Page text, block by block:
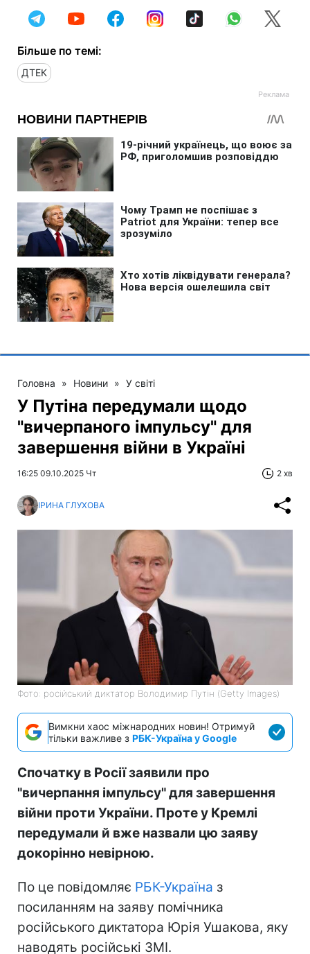
Більше по темі:
ДТЕК
Головна » Новини » У світі
У Путіна передумали щодо
"вичерпаного імпульсу" для
завершення війни в Україні
16:25 09.10.2025 Чт 2 хв
ІРИНА ГЛУХОВА
Фото: російський диктатор Володимир Путін (Getty Images)
Вимкни хаос міжнародних новин! Отримуй
тільки важливе з РБК-Україна у Google
Спочатку в Росії заявили про
"вичерпання імпульсу" для завершення
війни проти України. Проте у Кремлі
передумали й вже назвали цю заяву
докорінно невірною.
По це повідомляє РБК-Україна з
посиланням на заяву помічника
російського диктатора Юрія Ушакова, яку
наводять російські ЗМІ.